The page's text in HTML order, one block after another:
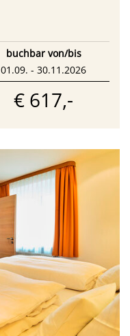
buchbar von/bis
01.09. - 30.11.2026
€ 617,-